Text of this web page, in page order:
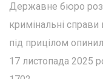
Державне бюро
кримінальні справи
під прицілом
17 листопада 2025